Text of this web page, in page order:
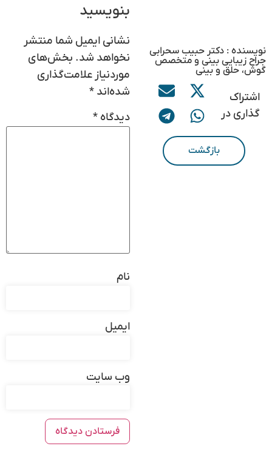
نویسنده : دکتر حبیب سحرابی
جراح زیبایی بینی و متخصص
گوش، حلق و بینی
اشتراک
گذاری در
بازگشت
بنویسید
نشانی ایمیل شما منتشر
نخواهد شد. بخش‌های
موردنیاز علامت‌گذاری
شده‌اند *
دیدگاه *
نام
ایمیل
وب‌ سایت